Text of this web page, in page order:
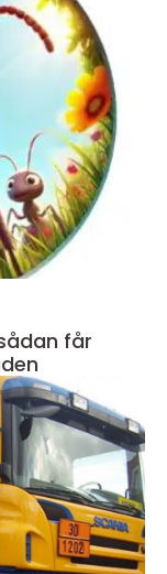
får